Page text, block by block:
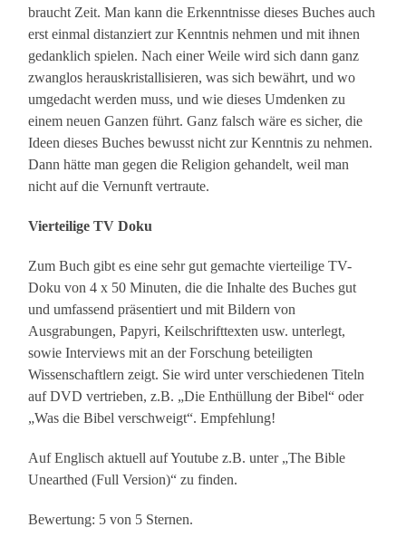
braucht Zeit. Man kann die Erkenntnisse dieses Buches auch
erst einmal distanziert zur Kenntnis nehmen und mit ihnen
gedanklich spielen. Nach einer Weile wird sich dann ganz
zwanglos herauskristallisieren, was sich bewährt, und wo
umgedacht werden muss, und wie dieses Umdenken zu
einem neuen Ganzen führt. Ganz falsch wäre es sicher, die
Ideen dieses Buches bewusst nicht zur Kenntnis zu nehmen.
Dann hätte man gegen die Religion gehandelt, weil man
nicht auf die Vernunft vertraute.
Vierteilige TV Doku
Zum Buch gibt es eine sehr gut gemachte vierteilige TV-
Doku von 4 x 50 Minuten, die die Inhalte des Buches gut
und umfassend präsentiert und mit Bildern von
Ausgrabungen, Papyri, Keilschrifttexten usw. unterlegt,
sowie Interviews mit an der Forschung beteiligten
Wissenschaftlern zeigt. Sie wird unter verschiedenen Titeln
auf DVD vertrieben, z.B. „Die Enthüllung der Bibel“ oder
„Was die Bibel verschweigt“. Empfehlung!
Auf Englisch aktuell auf Youtube z.B. unter „The Bible
Unearthed (Full Version)“ zu finden.
Bewertung: 5 von 5 Sternen.